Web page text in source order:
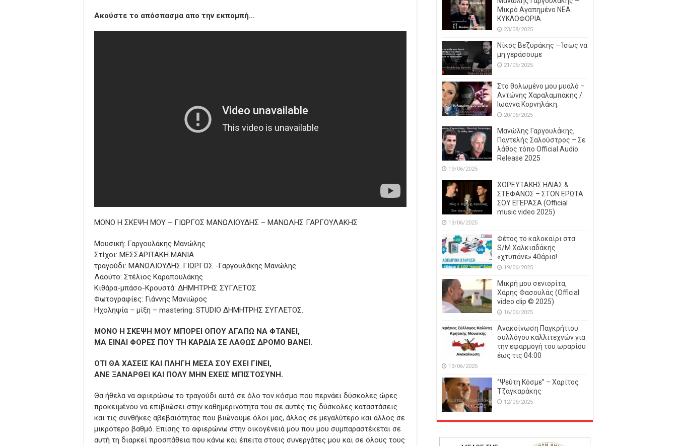
Ακούστε το απόσπασμα απο την εκπομπή…
ΜΟΝΟ Η ΣΚΕΨΗ ΜΟΥ – ΓΙΩΡΓΟΣ ΜΑΝΩΛΙΟΥΔΗΣ – ΜΑΝΩΛΗΣ ΓΑΡΓΟΥΛΑΚΗΣ
Μουσική: Γαργουλάκης Μανώλης
Στίχοι: ΜΕΣΣΑΡΙΤΑΚΗ ΜΑΝΙΑ
τραγούδι: ΜΑΝΩΛΙΟΥΔΗΣ ΓΙΩΡΓΟΣ -Γαργουλάκης Μανώλης
Λαούτο: Στέλιος Καραπουλάκης
Κιθάρα-μπάσο-Κρουστά: ΔΗΜΗΤΡΗΣ ΣΥΓΛΕΤΟΣ
Φωτογραφίες: Γιάννης Μανιώρος
Ηχοληψία – μίξη – mastering: STUDIO ΔΗΜΗΤΡΗΣ ΣΥΓΛΕΤΟΣ.
ΜΟΝΟ Η ΣΚΕΨΗ ΜΟΥ ΜΠΟΡΕΙ ΟΠΟΥ ΑΓΑΠΩ ΝΑ ΦΤΑΝΕΙ,
ΜΑ ΕΙΝΑΙ ΦΟΡΕΣ ΠΟΥ ΤΗ ΚΑΡΔΙΑ ΣΕ ΛΑΘΩΣ ΔΡΟΜΟ ΒΑΝΕΙ.
ΟΤΙ ΘΑ ΧΑΣΕΙΣ ΚΑΙ ΠΛΗΓΗ ΜΕΣΑ ΣΟΥ ΕΧΕΙ ΓΙΝΕΙ,
ΑΝΕ ΞΑΝΑΡΘΕΙ ΚΑΙ ΠΟΛΥ ΜΗΝ ΕΧΕΙΣ ΜΠΙΣΤΟΣΥΝΗ.
Θα ήθελα να αφιερώσω το τραγούδι αυτό σε όλο τον κόσμο που περνάει δύσκολες ώρες
προκειμένου να επιβιώσει στην καθημερινότητα του σε αυτές τις δύσκολες καταστάσεις
και τις συνθήκες αβεβαιότητας που βιώνουμε όλοι μας, άλλος σε μεγαλύτερο και άλλος σε
μικρότερο βαθμό. Επίσης το αφιερώνω στην οικογένειά μου που μου συμπαραστέκεται σε
αυτή τη διαρκεί προσπάθεια που κάνω και έπειτα στους συνεργάτες μου και σε όλους τους
Μικρό Αγαπημένο NEΑ
ΚΥΚΛΟΦΟΡΙΑ
23/08/2025
Νίκος Βεζυράκης – Ίσως να
μη γεράσουμε
21/06/2025
Στο θολωμένο μου μυαλό –
Αντώνης Χαραλαμπάκης /
Ιωάννα Κορνηλάκη.
20/06/2025
Μανώλης Γαργουλάκης,
Παντελής Σαλούστρος – Σε
λάθος τόπο Official Audio
Release 2025
19/06/2025
ΧΟΡΕΥΤΑΚΗΣ ΗΛΙΑΣ &
ΣΤΕΦΑΝΟΣ – ΣΤΟΝ ΕΡΩΤΑ
ΣΟΥ ΕΓΕΡΑΣΑ (Official
music video 2025)
19/06/2025
Φέτος το καλοκαίρι στα
S/M Χαλκιαδάκης
«χτυπάνε» 40άρια!
19/06/2025
Μικρή μου σενιορίτα,
Χάρης Φασουλάς (Official
video clip © 2025)
16/06/2025
Ανακοίνωση Παγκρήτιου
συλλόγου καλλιτεχνών για
την εφαρμογή του ωραρίου
έως τις 04:00
13/06/2025
‘’Ψεύτη Κόσμε’’ – Χαρίτος
Τζαγκαράκης
12/06/2025